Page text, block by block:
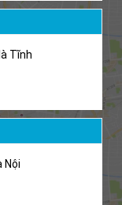
Tĩnh
Nội